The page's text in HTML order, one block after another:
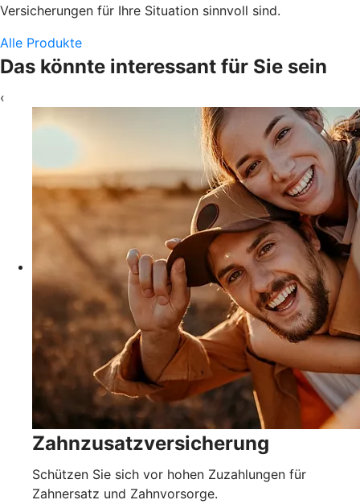
Versicherungen für Ihre Situation sinnvoll sind.
Alle Produkte
Das könnte interessant für Sie sein
‹
Zahnzusatzversicherung
Schützen Sie sich vor hohen Zuzahlungen für
Zahnersatz und Zahnvorsorge.